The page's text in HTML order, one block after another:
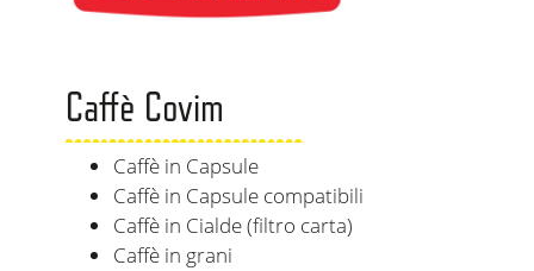
Caffè Covim
Caffè in Capsule
Caffè in Capsule compatibili
Caffè in Cialde (filtro carta)
Caffè in grani